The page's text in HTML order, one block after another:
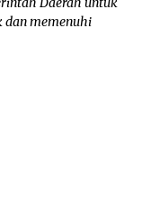
memenuhi